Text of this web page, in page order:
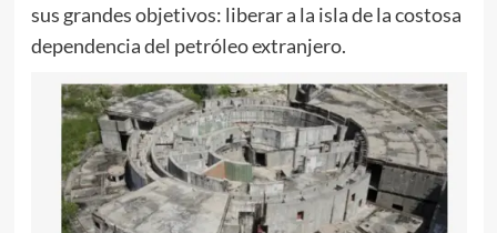
sus grandes objetivos: liberar a la isla de la costosa
dependencia del petróleo extranjero.